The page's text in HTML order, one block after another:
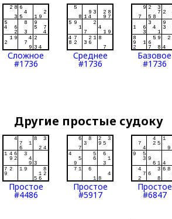
Сложное
#1736
Среднее
#1736
Базовое
#1736
Другие простые судоку
Простое
#4486
Простое
#5917
Простое
#6847